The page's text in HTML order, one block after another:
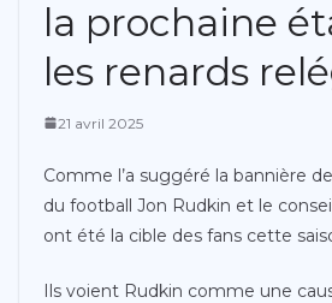
la prochaine
les renards
21 avril 2025
Comme l’a suggéré la bannière
du football Jon Rudkin et le
ont été la cible des fans cette
Ils voient Rudkin comme une